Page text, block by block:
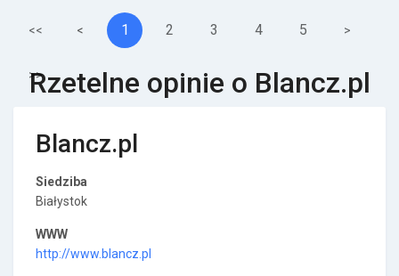
<< < 1 2 3 4 5 >
>>
Rzetelne opinie o Blancz.pl
Blancz.pl
Siedziba
Białystok
WWW
http://www.blancz.pl